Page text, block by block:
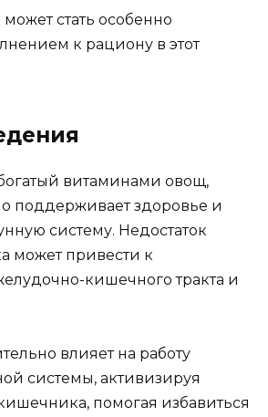
стать особенно
к рациону в этот
витаминами овощ,
поддерживает здоровье и
систему. Недостаток
может привести к
кишечного тракта и
влияет на работу
системы, активизируя
помогая избавиться